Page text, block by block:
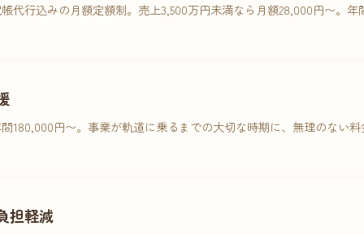
代行込みの月額定額制。売上3,500万円未満なら月額28,000円〜。
180,000円〜。事業が軌道に乗るまでの大切な時期に、無理のない
担軽減